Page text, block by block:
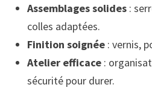
Assemblages solides:
colles adaptées.
Finition soignée: vernis,
Atelier efficace:
sécurité pour durer.